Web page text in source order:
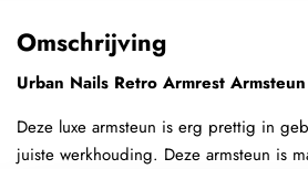
Omschrijving
Urban Nails Retro Armrest Armsteun
Deze luxe armsteun is erg prettig in
juiste werkhouding. Deze armsteun is